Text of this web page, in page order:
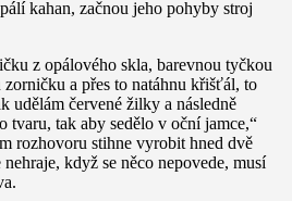
kahan, začnou jeho pohyby stroj
z opálového skla, barevnou tyčkou
a přes to natáhnu křišťál, to
udělám červené žilky a následně
tvaru, tak aby sedělo v oční jamce,“
rozhovoru stihne vyrobit hned dvě
když se něco nepovede, musí